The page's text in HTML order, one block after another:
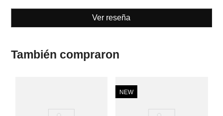
Ver reseña
También compraron
NEW